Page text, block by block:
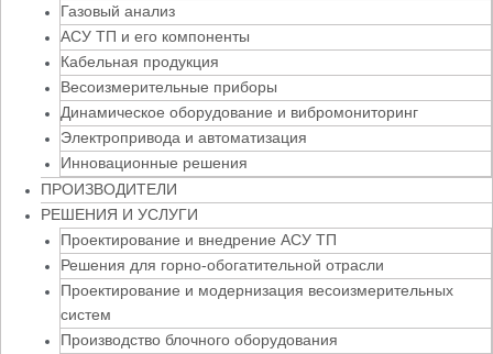
Газовый анализ
АСУ ТП и его компоненты
Кабельная продукция
Весоизмерительные приборы
Динамическое оборудование и вибромониторинг
Электропривода и автоматизация
Инновационные решения
ПРОИЗВОДИТЕЛИ
РЕШЕНИЯ И УСЛУГИ
Проектирование и внедрение АСУ ТП
Решения для горно-обогатительной отрасли
Проектирование и модернизация весоизмерительных
систем
Производство блочного оборудования